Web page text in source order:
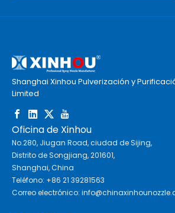
Shanghai Xinhou Pulverización y
Limited
Oficina de Xinhou
No.280, Jiugan Road, ciudad de Sijing,
Distrito de Songjiang, 201601,
Shanghai, China
Teléfono: +86 21 39281563
Correo electrónico: